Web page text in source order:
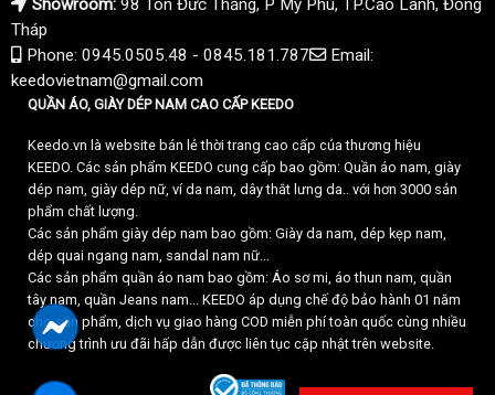
Showroom: 98 Tôn Đức Thắng, P Mỹ Phú, TP.Cao Lãnh, Đồng
Tháp
Phone: 0945.0505.48 - 0845.181.787
Email:
keedovietnam@gmail.com
QUẦN ÁO, GIÀY DÉP NAM CAO CẤP KEEDO
Keedo.vn là website bán lẻ thời trang cao cấp của thương hiệu
KEEDO. Các sản phẩm KEEDO cung cấp bao gồm: Quần áo nam, giày
dép nam, giày dép nữ, ví da nam, dây thắt lưng da.. với hơn 3000 sản
phẩm chất lượng.
Các sản phẩm giày dép nam bao gồm: Giày da nam, dép kẹp nam,
dép quai ngang nam, sandal nam nữ...
Các sản phẩm quần áo nam bao gồm: Áo sơ mi, áo thun nam, quần
tây nam, quần Jeans nam... KEEDO áp dụng chế độ bảo hành 01 năm
cho sản phẩm, dịch vụ giao hàng COD miễn phí toàn quốc cùng nhiều
chương trình ưu đãi hấp dẫn được liên tục cập nhật trên website.